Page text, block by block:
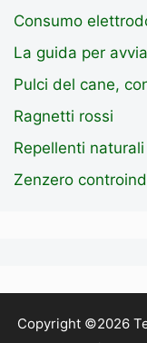
Consumo
La guida per
Pulci del cane,
Ragnetti rossi
Repellenti
Zenzero
Copyright ©2026